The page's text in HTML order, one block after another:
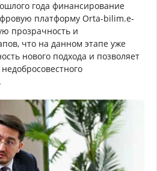
года финансирование
платформу Orta-bilim.e-
прозрачность и
что на данном этапе уже
нового подхода и позволяет